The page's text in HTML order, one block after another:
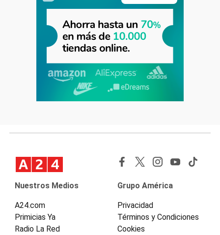
Nuestros Medios
A24.com
Primicias Ya
Radio La Red
Grupo América
Privacidad
Términos y Condiciones
Cookies